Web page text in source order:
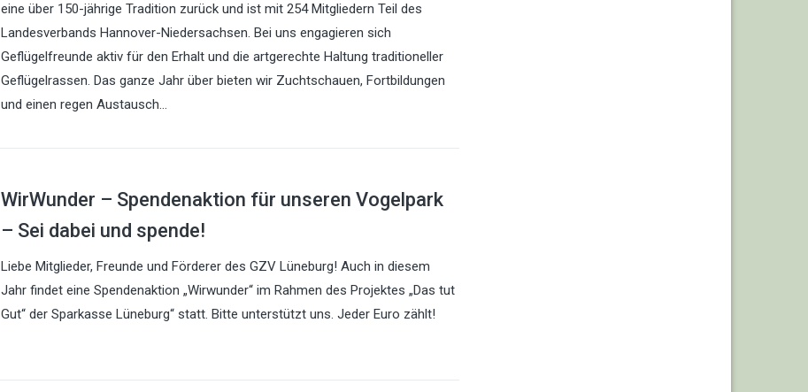
eine über 150-jährige Tradition zurück und ist mit 254 Mitgliedern Teil des
Landesverbands Hannover-Niedersachsen. Bei uns engagieren sich
Geflügelfreunde aktiv für den Erhalt und die artgerechte Haltung traditioneller
Geflügelrassen. Das ganze Jahr über bieten wir Zuchtschauen, Fortbildungen
und einen regen Austausch…
WirWunder – Spendenaktion für unseren Vogelpark
– Sei dabei und spende!
Liebe Mitglieder, Freunde und Förderer des GZV Lüneburg! Auch in diesem
Jahr findet eine Spendenaktion „Wirwunder“ im Rahmen des Projektes „Das tut
Gut“ der Sparkasse Lüneburg“ statt. Bitte unterstützt uns. Jeder Euro zählt!